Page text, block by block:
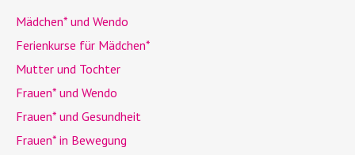
Mädchen* und Wendo
Ferienkurse für Mädchen*
Mutter und Tochter
Frauen* und Wendo
Frauen* und Gesundheit
Frauen* in Bewegung